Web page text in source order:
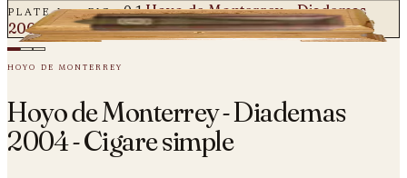
plate i — fig. 01Hoyo de Monterrey - Diademas
2004 - Cigare simple
hoyo de monterrey
Hoyo de Monterrey - Diademas
2004 - Cigare simple